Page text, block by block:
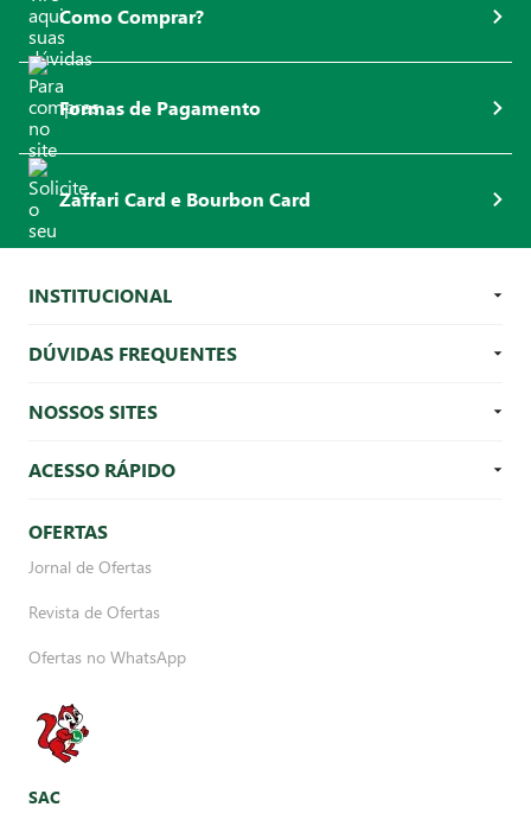
Como Comprar?
Formas de Pagamento
Zaffari Card e Bourbon Card
INSTITUCIONAL
DÚVIDAS FREQUENTES
NOSSOS SITES
ACESSO RÁPIDO
OFERTAS
Jornal de Ofertas
Revista de Ofertas
Ofertas no WhatsApp
SAC